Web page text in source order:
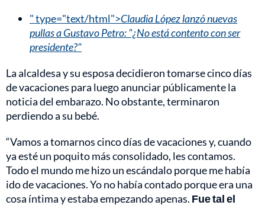
" type="text/html">Claudia López lanzó nuevas
pullas a Gustavo Petro: "¿No está contento con ser
presidente?"
La alcaldesa y su esposa decidieron tomarse cinco días
de vacaciones para luego anunciar públicamente la
noticia del embarazo. No obstante, terminaron
perdiendo a su bebé.
“Vamos a tomarnos cinco días de vacaciones y, cuando
ya esté un poquito más consolidado, les contamos.
Todo el mundo me hizo un escándalo porque me había
ido de vacaciones. Yo no había contado porque era una
cosa íntima y estaba empezando apenas. Fue tal el